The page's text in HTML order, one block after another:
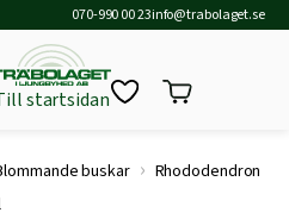
070-990 00 23info@trabolaget.se
startsidan
buskar › Rhododendron